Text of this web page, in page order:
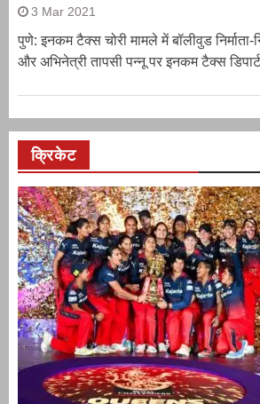
3 Mar 2021
पुणे: इनकम टैक्स चोरी मामले में बॉलीवुड
और अभिनेत्री तापसी पन्नू पर इनकम टैक्स
क्रिकेट